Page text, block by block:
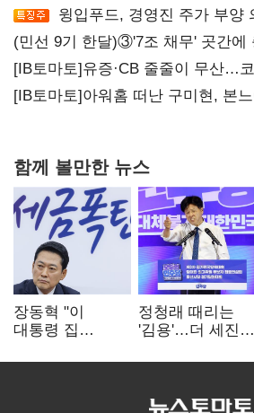
윙입푸드, 경영진 주가 부양
(민선 9기 한달)③'7조 채무' 곳간
20년만에 '비상재정' 선언 승부수
[IB토마토]유증·CB 줄줄이 무산…
상폐 압박
[IB토마토]아워홈 떠난 구미현, 본
함께 볼만한 뉴스
장동혁 "이
대통령 집
폭탄…'내로남불'"
정청래 때리는
'김용'…더 세진
입